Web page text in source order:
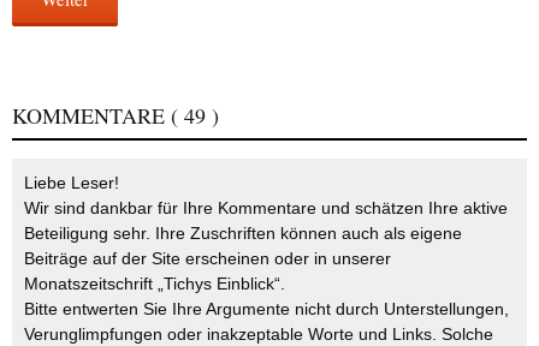
KOMMENTARE ( 49 )
Liebe Leser!
Wir sind dankbar für Ihre Kommentare und schätzen Ihre aktive
Beteiligung sehr. Ihre Zuschriften können auch als eigene
Beiträge auf der Site erscheinen oder in unserer
Monatszeitschrift „Tichys Einblick“.
Bitte entwerten Sie Ihre Argumente nicht durch Unterstellungen,
Verunglimpfungen oder inakzeptable Worte und Links. Solche